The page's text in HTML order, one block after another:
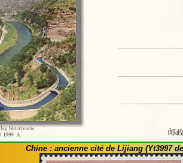
Chine : ancienne cité de Lijiang (Yt3997